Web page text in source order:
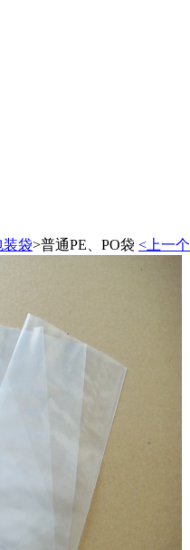
装袋>普通PE、PO袋 <上一个